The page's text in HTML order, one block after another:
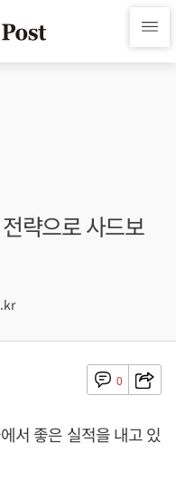
략으로 사드보
0
서 좋은 실적을 내고 있